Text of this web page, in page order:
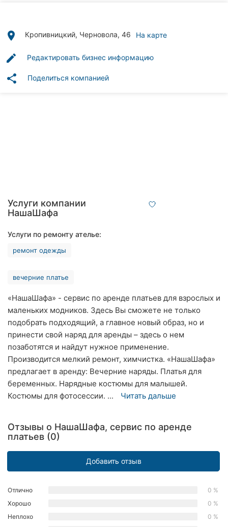
рубрики
Тернополь
Хмельницкий
Одесса
Харьков
Запорожье
Днепр
Львов
Рог
Полтава
place Кропивницкий, Черновола, 46 На карте
edit Редактировать бизнес информацию
share Поделиться компанией
Услуги компании
НашаШафа
Услуги по ремонту ателье:
ремонт одежды
вечерние платье
«НашаШафа» - сервис по аренде платьев для взрослых и
маленьких модников. Здесь Вы сможете не только
подобрать подходящий, а главное новый образ, но и
принести свой наряд для аренды – здесь о нем
позаботятся и найдут нужное применение.
Производится мелкий ремонт, химчистка. «НашаШафа»
предлагает в аренду: Вечерние наряды. Платья для
беременных. Нарядные костюмы для малышей.
Костюмы для фотосессии. ...
Читать дальше
Отзывы о НашаШафа, сервис по аренде
платьев (0)
Добавить отзыв
Отлично
0 %
Хорошо
0 %
Неплохо
0 %